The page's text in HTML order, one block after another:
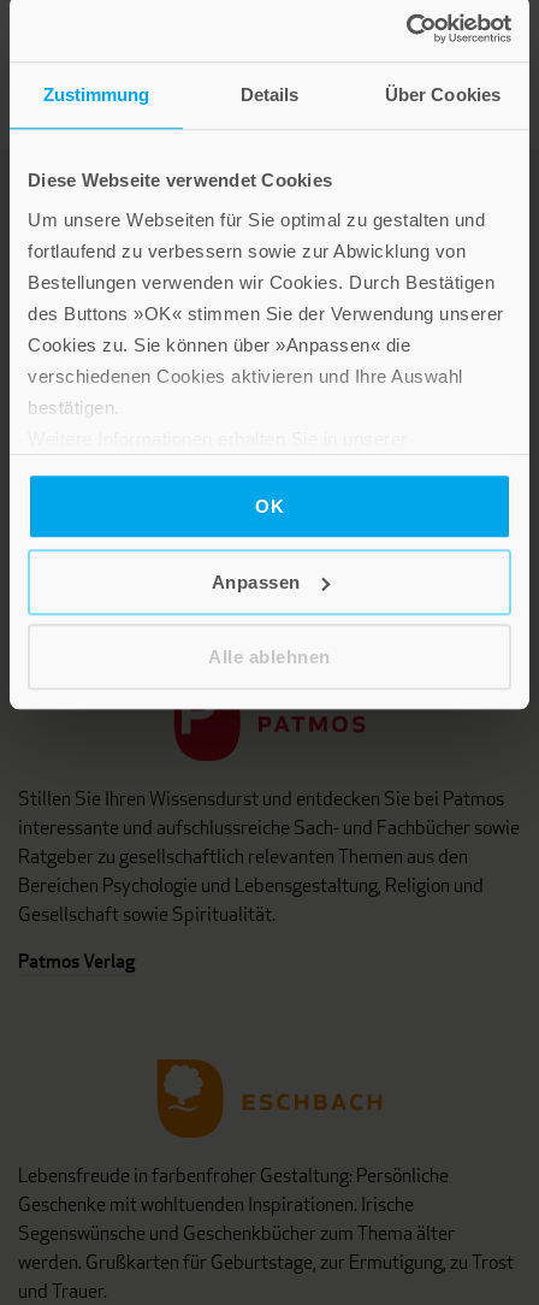
Zustimmung Details Über Cookies
Diese Webseite verwendet Cookies
Um unsere Webseiten für Sie optimal zu gestalten und
fortlaufend zu verbessern sowie zur Abwicklung von
Bestellungen verwenden wir Cookies. Durch Bestätigen
des Buttons »OK« stimmen Sie der Verwendung unserer
Cookies zu. Sie können über »Anpassen« die
verschiedenen Cookies aktivieren und Ihre Auswahl
bestätigen.
OK
Anpassen
Alle ablehnen
LEBE GUT MAGAZIN
NEWSLETTER
Die Verlage der Verlagsgruppe
Patmos
Stillen Sie Ihren Wissensdurst und entdecken Sie bei Patmos
interessante und aufschlussreiche Sach- und Fachbücher sowie
Ratgeber zu gesellschaftlich relevanten Themen aus den
Bereichen Psychologie und Lebensgestaltung, Religion und
Gesellschaft sowie Spiritualität.
Patmos Verlag
Lebensfreude in farbenfroher Gestaltung: Persönliche
Geschenke mit wohltuenden Inspirationen. Irische
Segenswünsche und Geschenkbücher zum Thema älter
werden. Grußkarten für Geburtstage, zur Ermutigung, zu Trost
und Trauer.